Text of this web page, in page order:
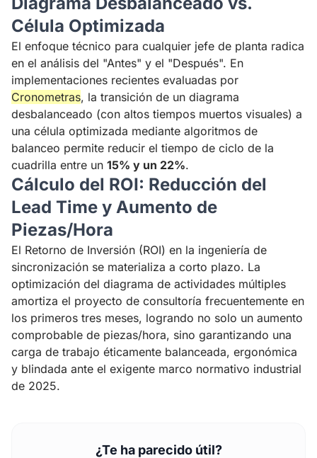
Célula Optimizada
El enfoque técnico para cualquier jefe de planta radica
en el análisis del "Antes" y el "Después". En
implementaciones recientes evaluadas por
Cronometras, la transición de un diagrama
desbalanceado (con altos tiempos muertos visuales) a
una célula optimizada mediante algoritmos de
balanceo permite reducir el tiempo de ciclo de la
cuadrilla entre un 15% y un 22%.
Cálculo del ROI: Reducción del
Lead Time y Aumento de
Piezas/Hora
El Retorno de Inversión (ROI) en la ingeniería de
sincronización se materializa a corto plazo. La
optimización del diagrama de actividades múltiples
amortiza el proyecto de consultoría frecuentemente en
los primeros tres meses, logrando no solo un aumento
comprobable de piezas/hora, sino garantizando una
carga de trabajo éticamente balanceada, ergonómica
y blindada ante el exigente marco normativo industrial
de 2025.
¿Te ha parecido útil?